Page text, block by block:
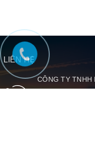
LIÊN HỆ
CÔNG TY TNHH